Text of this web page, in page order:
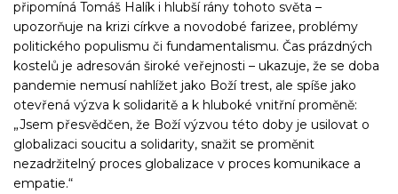
připomíná Tomáš Halík i hlubší rány tohoto světa –
upozorňuje na krizi církve a novodobé farizee, problémy
politického populismu či fundamentalismu. Čas prázdných
kostelů je adresován široké veřejnosti – ukazuje, že se doba
pandemie nemusí nahlížet jako Boží trest, ale spíše jako
otevřená výzva k solidaritě a k hluboké vnitřní proměně:
„Jsem přesvědčen, že Boží výzvou této doby je usilovat o
globalizaci soucitu a solidarity, snažit se proměnit
nezadržitelný proces globalizace v proces komunikace a
empatie.“